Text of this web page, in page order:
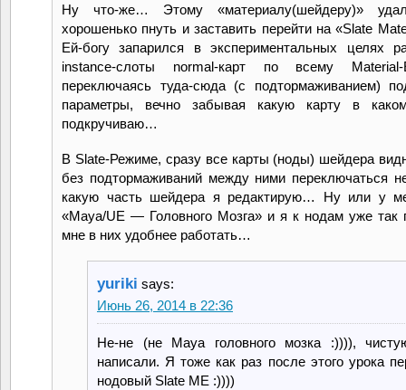
Ну что-же… Этому «материалу(шейдеру)»
хорошенько пнуть и заставить перейти на «Slate
Ей-богу запарился в экспериментальных целях
instance-слоты normal-карт по всему
переключаясь туда-сюда (с подтормаживанием)
параметры, вечно забывая какую карту в
подкручиваю…
В Slate-Режиме, сразу все карты (ноды) шейдера
без подтормаживаний между ними переключаться
какую часть шейдера я редактирую… Ну или у
«Maya/UE — Головного Мозга» и я к нодам уже так
мне в них удобнее работать…
yuriki says:
Июнь 26, 2014 в 22:36
Не-не (не Maya головного мозка :)))),
написали. Я тоже как раз после этого урока
нодовый Slate ME :))))